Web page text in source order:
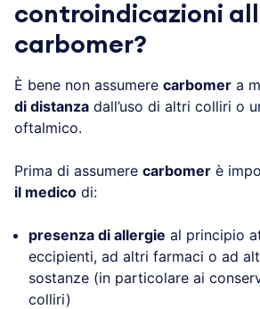
controindicazioni
carbomer?
È bene non assumere carbomer a
di distanza dall’uso di altri colliri o
oftalmico.
Prima di assumere carbomer è
il medico di:
presenza di allergie al principio
eccipienti, ad altri farmaci o ad
sostanze (in particolare ai
colliri)